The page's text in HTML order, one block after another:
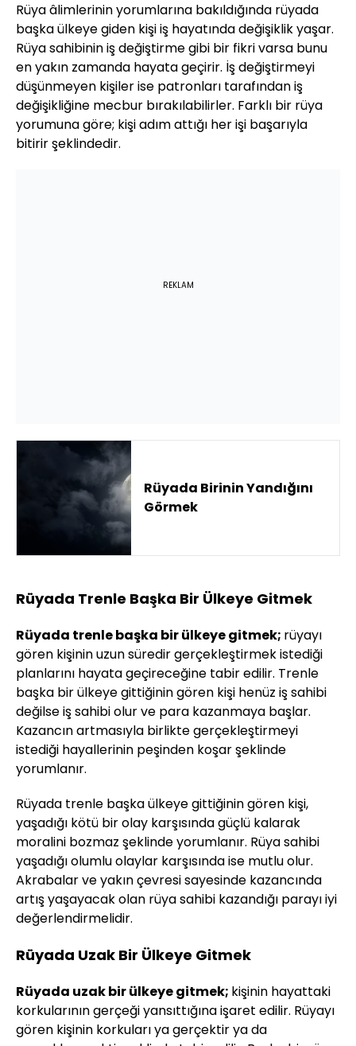
Rüya âlimlerinin yorumlarına bakıldığında rüyada
başka ülkeye giden kişi iş hayatında değişiklik yaşar.
Rüya sahibinin iş değiştirme gibi bir fikri varsa bunu
en yakın zamanda hayata geçirir. İş değiştirmeyi
düşünmeyen kişiler ise patronları tarafından iş
değişikliğine mecbur bırakılabilirler. Farklı bir rüya
yorumuna göre; kişi adım attığı her işi başarıyla
bitirir şeklindedir.
REKLAM
Rüyada Birinin Yandığını
Görmek
Rüyada Trenle Başka Bir Ülkeye Gitmek
Rüyada trenle başka bir ülkeye gitmek; rüyayı
gören kişinin uzun süredir gerçekleştirmek istediği
planlarını hayata geçireceğine tabir edilir. Trenle
başka bir ülkeye gittiğinin gören kişi henüz iş sahibi
değilse iş sahibi olur ve para kazanmaya başlar.
Kazancın artmasıyla birlikte gerçekleştirmeyi
istediği hayallerinin peşinden koşar şeklinde
yorumlanır.
Rüyada trenle başka ülkeye gittiğinin gören kişi,
yaşadığı kötü bir olay karşısında güçlü kalarak
moralini bozmaz şeklinde yorumlanır. Rüya sahibi
yaşadığı olumlu olaylar karşısında ise mutlu olur.
Akrabalar ve yakın çevresi sayesinde kazancında
artış yaşayacak olan rüya sahibi kazandığı parayı iyi
değerlendirmelidir.
Rüyada Uzak Bir Ülkeye Gitmek
Rüyada uzak bir ülkeye gitmek; kişinin hayattaki
korkularının gerçeği yansıttığına işaret edilir. Rüyayı
gören kişinin korkuları ya gerçektir ya da